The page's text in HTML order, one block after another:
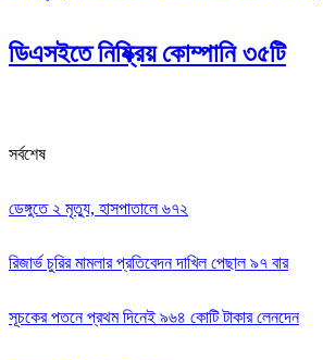
ডিএসইতে নিষ্ক্রিয় কোম্পানি ৩৫টি
সর্বশেষ
ডেঙ্গুতে ২ মৃত্যু, হাসপাতালে ৬৭২
রিজার্ভ চুরির মামলার প্রতিবেদন দাখিল পেছাল ৯৭ বার
সূচকের পতনে প্রথম দিনেই ৯৬৪ কোটি টাকার লেনদেন